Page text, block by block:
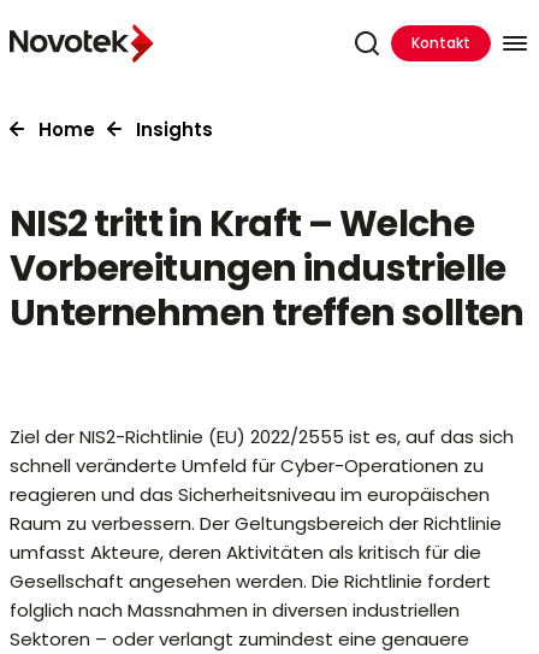
Kontakt
Home Insights
NIS2 tritt in Kraft – Welche
Vorbereitungen industrielle
Unternehmen treffen sollten
Ziel der NIS2-Richtlinie (EU) 2022/2555 ist es, auf das sich
schnell veränderte Umfeld für Cyber-Operationen zu
reagieren und das Sicherheitsniveau im europäischen
Raum zu verbessern. Der Geltungsbereich der Richtlinie
umfasst Akteure, deren Aktivitäten als kritisch für die
Gesellschaft angesehen werden. Die Richtlinie fordert
folglich nach Massnahmen in diversen industriellen
Sektoren – oder verlangt zumindest eine genauere